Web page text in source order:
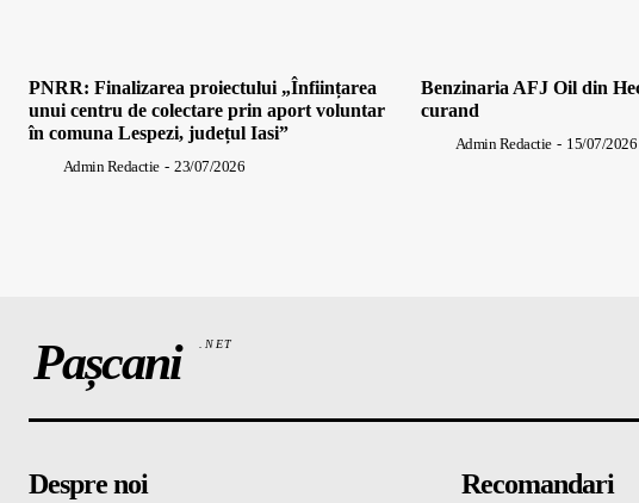
PNRR: Finalizarea proiectului „Înființarea
unui centru de colectare prin aport voluntar
în comuna Lespezi, județul Iasi”
Admin Redactie - 23/07/2026
Benzinaria AFJ Oil din
curand
Admin Redactie - 15/07/2026
Pașcani .NET
Despre noi Recomandari